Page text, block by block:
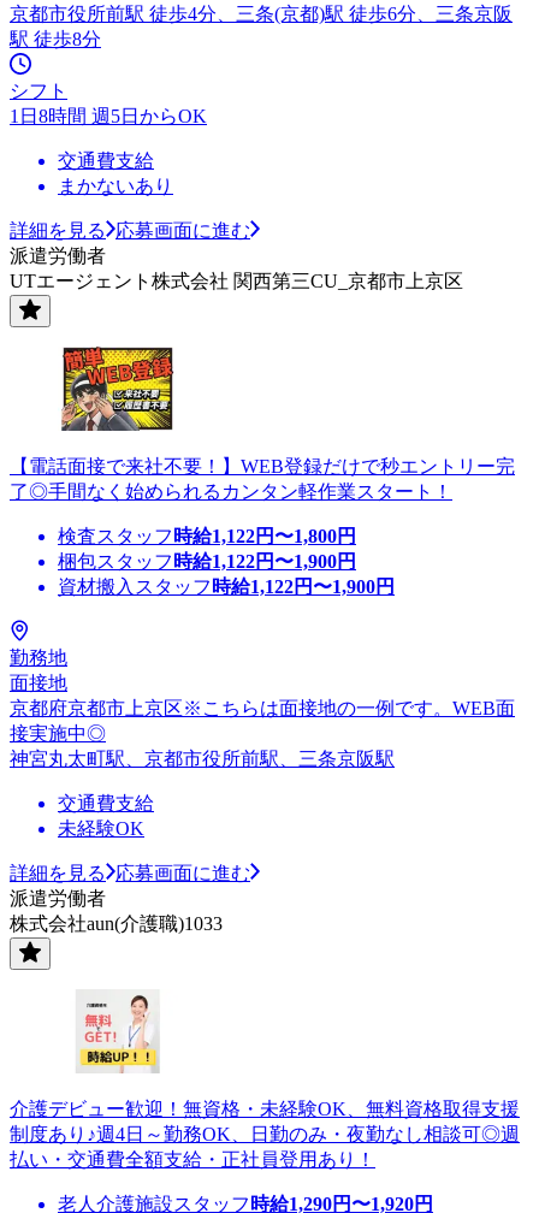
京都市役所前駅 徒歩4分、三条(京都)駅 徒歩6分、三条京阪
駅 徒歩8分
シフト
1日8時間 週5日からOK
交通費支給
まかないあり
詳細を見る
応募画面に進む
派遣労働者
UTエージェント株式会社 関西第三CU_京都市上京区
【電話面接で来社不要！】WEB登録だけで秒エントリー完
了◎手間なく始められるカンタン軽作業スタート！
検査スタッフ 時給1,122円〜1,800円
梱包スタッフ 時給1,122円〜1,900円
資材搬入スタッフ 時給1,122円〜1,900円
勤務地
面接地
京都府京都市上京区※こちらは面接地の一例です。WEB面
接実施中◎
神宮丸太町駅、京都市役所前駅、三条京阪駅
交通費支給
未経験OK
詳細を見る
応募画面に進む
派遣労働者
株式会社aun(介護職)1033
介護デビュー歓迎！無資格・未経験OK、無料資格取得支援
制度あり♪週4日～勤務OK、日勤のみ・夜勤なし相談可◎週
払い・交通費全額支給・正社員登用あり！
老人介護施設スタッフ 時給1,290円〜1,920円